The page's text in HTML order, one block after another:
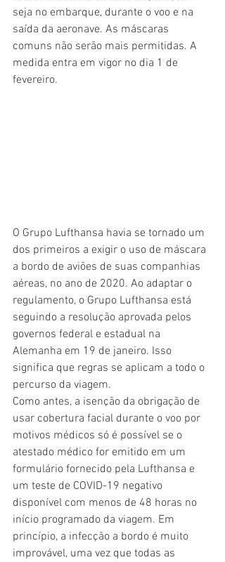
seja no embarque, durante o voo e na
saída da aeronave. As máscaras
comuns não serão mais permitidas. A
medida entra em vigor no dia 1 de
fevereiro.
O Grupo Lufthansa havia se tornado um
dos primeiros a exigir o uso de máscara
a bordo de aviões de suas companhias
aéreas, no ano de 2020. Ao adaptar o
regulamento, o Grupo Lufthansa está
seguindo a resolução aprovada pelos
governos federal e estadual na
Alemanha em 19 de janeiro. Isso
significa que regras se aplicam a todo o
percurso da viagem.
Como antes, a isenção da obrigação de
usar cobertura facial durante o voo por
motivos médicos só é possível se o
atestado médico for emitido em um
formulário fornecido pela Lufthansa e
um teste de COVID-19 negativo
disponível com menos de 48 horas no
início programado da viagem. Em
princípio, a infecção a bordo é muito
improvável, uma vez que todas as